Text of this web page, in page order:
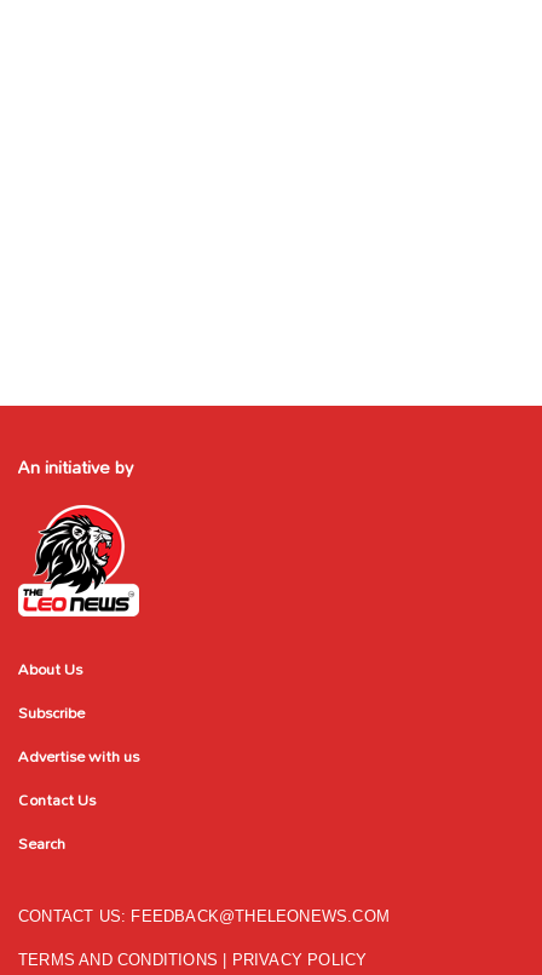
An initiative by
About Us
Subscribe
Advertise with us
Contact Us
Search
CONTACT US: FEEDBACK@THELEONEWS.COM
TERMS AND CONDITIONS | PRIVACY POLICY